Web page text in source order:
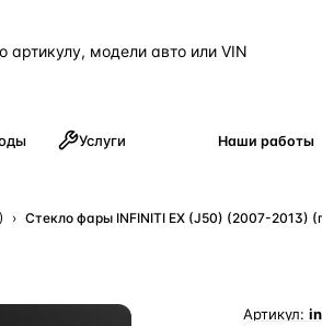
Услуги Наши работы
› Стекло фары INFINITI EX (J50) (2007-2013)
Артикул: